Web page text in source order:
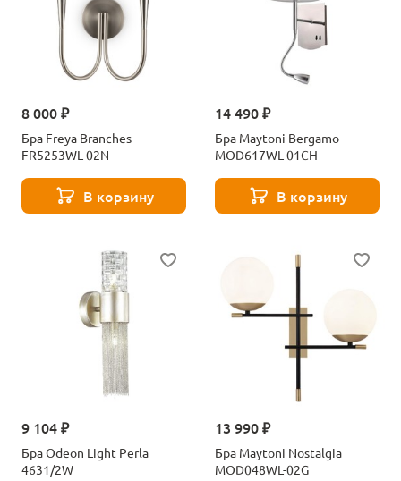
8 000 ₽
Бра Freya Branches
FR5253WL-02N
В корзину
14 490 ₽
Бра Maytoni Bergamo
MOD617WL-01CH
В корзину
9 104 ₽
Бра Odeon Light Perla
4631/2W
13 990 ₽
Бра Maytoni Nostalgia
MOD048WL-02G